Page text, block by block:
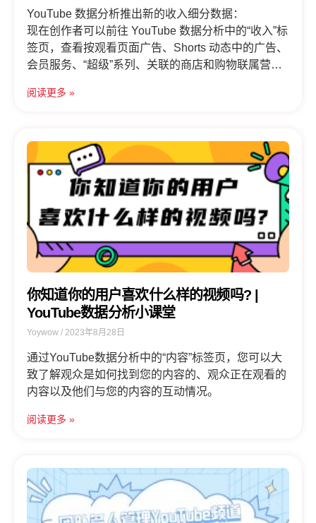
YouTube 数据分析推出新的收入细分数据：
现在创作者可以前往 YouTube 数据分析中的“收入”标
签页，查看按观看页面广告、Shorts 动态中的广告、
会员服务、“超级”系列、关联的商店和购物联属营销
阅读更多 »
你知道你的用户喜欢什么样的视频吗? |
YouTube数据分析小课堂
Yoywow 2023年8月28日
通过YouTube数据分析中的“内容”标签页，您可以大
致了解观众是如何找到您的内容的、观众正在观看的
内容以及他们与您的内容的互动情况。
阅读更多 »